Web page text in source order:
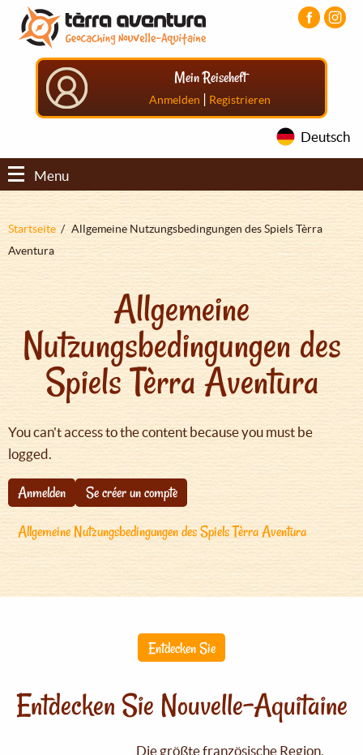
Direkt
zum
Inhalt
Aller
menu
principal
Aller
pied
Mein Reiseheft
Anmelden | Registrieren
Deutsch
Menu
Pfadnavigation
Startseite
Allgemeine Nutzungsbedingungen des Spiels Tèrra
Aventura
Allgemeine
Nutzungsbedingungen des
Spiels Tèrra Aventura
You can't access to the content because you must be
logged.
Anmelden
Se créer un compte
Allgemeine Nutzungsbedingungen des Spiels Tèrra Aventura
Entdecken Sie
Entdecken Sie Nouvelle-Aquitaine
Die größte französische Region,